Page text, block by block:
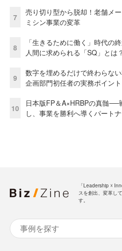
7
売り切り型から脱却！老舗メ
ミシン事業の変革
8
「生きるために働く」時代の
人間に求められる「SQ」とは
9
数字を埋めるだけで終わらな
企画部門初任者の実務ポイント
10
日本版FP＆A×HRBPの真髄
し、事業を勝利へ導くパート
「Leadership ☓
スを創出、変革し
す。